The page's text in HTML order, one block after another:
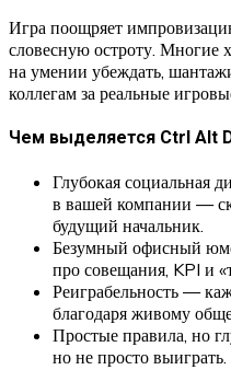
Игра поощряет
словесную остроту. Многие
на умении убеждать,
коллегам за реальные
Чем выделяется Ctrl Alt
Глубокая социальная
в вашей компании —
будущий начальник.
Безумный офисный
про совещания, KPI и
Реиграбельность —
благодаря живому
Простые правила, но
но не просто выиграть.